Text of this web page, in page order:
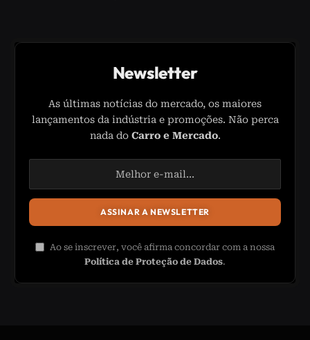
Newsletter
As últimas notícias do mercado, os maiores
lançamentos da indústria e promoções. Não perca
nada do Carro e Mercado.
Ao se inscrever, você afirma concordar com a nossa
Política de Proteção de Dados.